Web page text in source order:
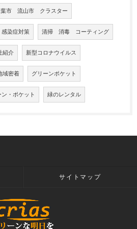
市 流山市 クラスター
染症対策 清掃 消毒 コーティング
紹介 新型コロナウイルス
域密着 グリーンポケット
ン・ポケット 緑のレンタル
サイトマップ